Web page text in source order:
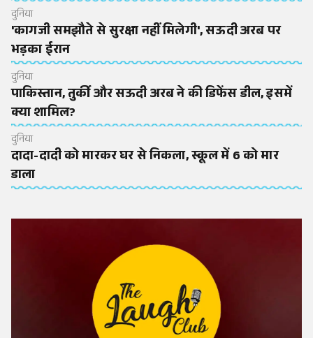
दुनिया
'कागजी समझौते से सुरक्षा नहीं मिलेगी', सऊदी अरब पर
भड़का ईरान
दुनिया
पाकिस्तान, तुर्की और सऊदी अरब ने की डिफेंस डील, इसमें
क्या शामिल?
दुनिया
दादा-दादी को मारकर घर से निकला, स्कूल में 6 को मार
डाला